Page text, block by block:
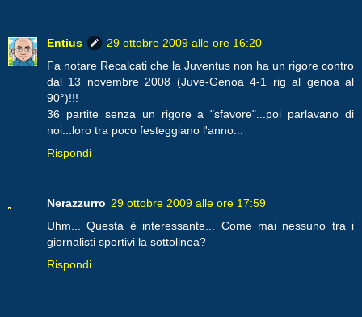
Entius
29 ottobre 2009 alle ore 16:20
Fa notare Recalcati che la Juventus non ha un rigore contro
dal 13 novembre 2008 (Juve-Genoa 4-1 rig al genoa al
90°)!!!
36 partite senza un rigore a "sfavore"...poi parlavano di
noi...loro tra poco festeggiano l'anno...
Rispondi
Nerazzurro 29 ottobre 2009 alle ore 17:59
Uhm... Questa è interessante... Come mai nessuno tra i
giornalisti sportivi la sottolinea?
Rispondi